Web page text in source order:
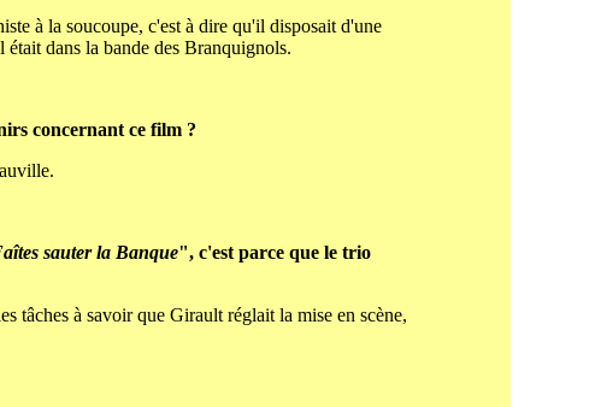
à la soucoupe, c'est à dire qu'il disposait d'une
dans la bande des Branquignols.
concernant ce film ?
sauter la Banque", c'est parce que le trio
tâches à savoir que Girault réglait la mise en scène,